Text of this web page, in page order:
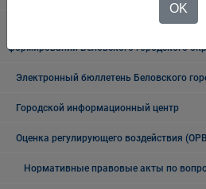
ПАСПОРТ общественных,
формирований Беловского городского
Электронный бюллетень Беловского
Городской информационный центр
Оценка регулирующего воздействия
Нормативные правовые акты по
OK